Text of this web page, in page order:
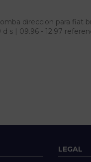
direccion para fiat
d s | 09.96 - 12.97
LEGAL